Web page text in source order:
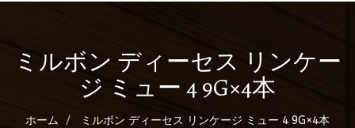
ミルボン ディーセス リンケー
ジ ミュー 4 9G×4本
ホーム ミルボン ディーセス リンケージ ミュー 4 9G×4本